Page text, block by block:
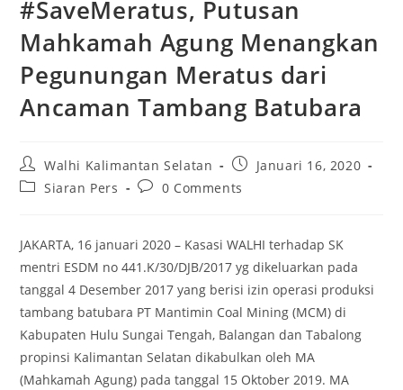
#SaveMeratus, Putusan
Mahkamah Agung Menangkan
Pegunungan Meratus dari
Ancaman Tambang Batubara
Post
author:
Walhi Kalimantan Selatan
Post
published:
Januari 16, 2020
PostSiaran Pers
Post0 Comments
JAKARTA, 16 januari 2020 – Kasasi WALHI terhadap SK
mentri ESDM no 441.K/30/DJB/2017 yg dikeluarkan pada
tanggal 4 Desember 2017 yang berisi izin operasi produksi
tambang batubara PT Mantimin Coal Mining (MCM) di
Kabupaten Hulu Sungai Tengah, Balangan dan Tabalong
propinsi Kalimantan Selatan dikabulkan oleh MA
(Mahkamah Agung) pada tanggal 15 Oktober 2019. MA